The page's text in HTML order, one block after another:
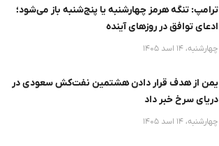
ترامپ: تنگه هرمز چهارشنبه یا پنج‌شنبه باز می‌شود؛
ادعای توافق در روزهای آینده
چهارشنبه، 14 اسد 1405
یمن از هدف قرار دادن هشتمین نفت‌کش سعودی در
دریای سرخ خبر داد
چهارشنبه، 14 اسد 1405